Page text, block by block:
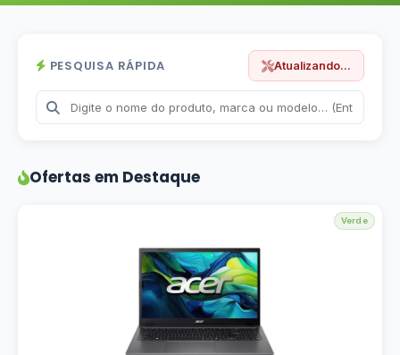
PESQUISA RÁPIDA Atualizando...
Ofertas em Destaque
Verde